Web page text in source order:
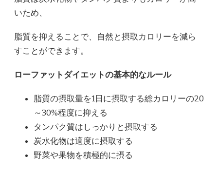
いため、
脂質を抑えることで、自然と摂取カロリーを減ら
すことができます。
ローファットダイエットの基本的なルール
脂質の摂取量を1日に摂取する総カロリーの20
～30%程度に抑える
タンパク質はしっかりと摂取する
炭水化物は適度に摂取する
野菜や果物を積極的に摂る